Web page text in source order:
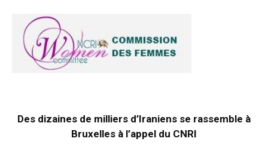
Des dizaines de milliers d’Iraniens se rassemble à
Bruxelles à l’appel du CNRI